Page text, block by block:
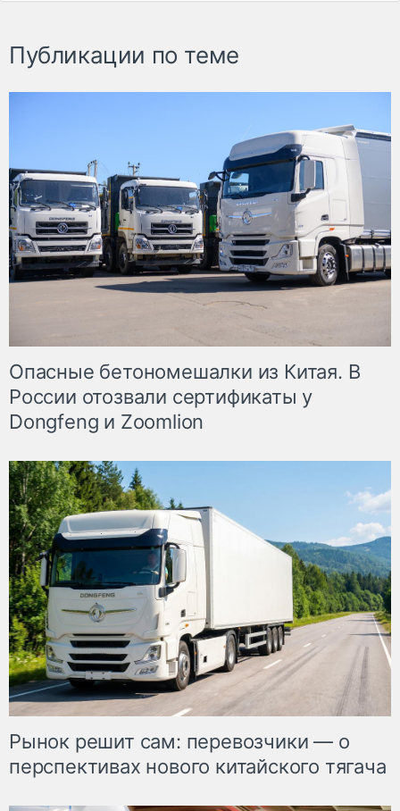
Публикации по теме
Опасные бетономешалки из Китая. В
России отозвали сертификаты у
Dongfeng и Zoomlion
Рынок решит сам: перевозчики — о
перспективах нового китайского тягача